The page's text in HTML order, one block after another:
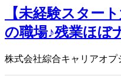
【未経験スター
の職場♪残業ほ
株式会社綜合キャリアオプ